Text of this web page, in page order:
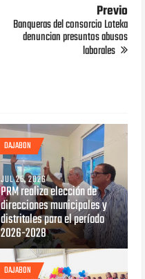
Previo
Banqueras del consorcio Loteka
denuncian presuntos abusos
laborales
DAJABON
JUL 25, 2026
PRM realiza elección de
direcciones municipales y
distritales para el período
2026-2028
DAJABON